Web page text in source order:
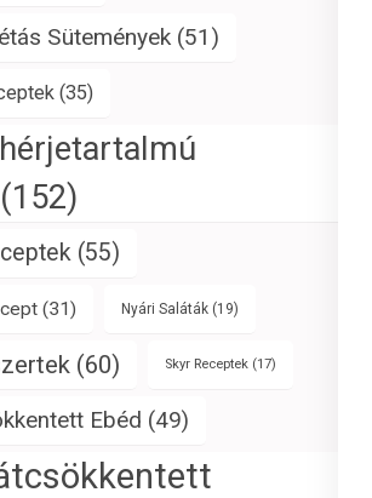
Sütemények (51)
(35)
(152)
(55)
(31) Nyári Saláták (19)
(60) Skyr Receptek (17)
Ebéd (49)